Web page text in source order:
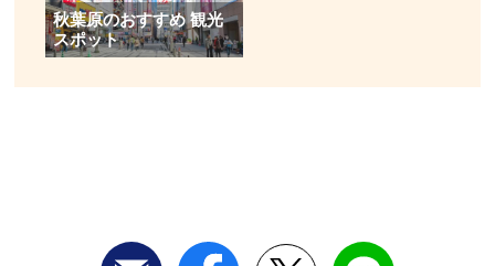
秋葉原のおすすめ 観光
スポット